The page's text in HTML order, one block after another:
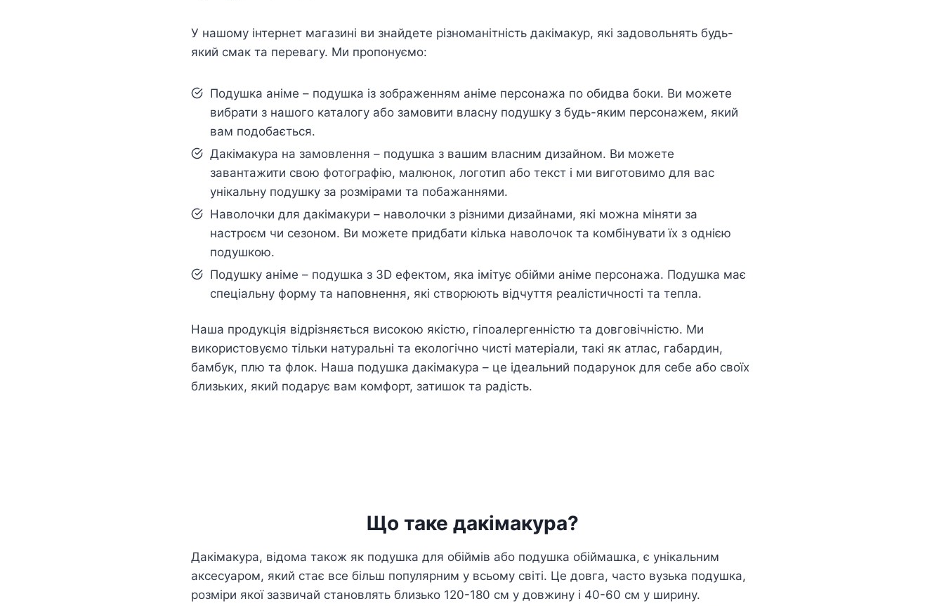
У нашому інтернет магазині ви знайдете різноманітність дакімакур, які задовольнять будь-
який смак та перевагу. Ми пропонуємо:
Подушка аніме – подушка із зображенням аніме персонажа по обидва боки. Ви можете
вибрати з нашого каталогу або замовити власну подушку з будь-яким персонажем, який
вам подобається.
Дакімакура на замовлення – подушка з вашим власним дизайном. Ви можете
завантажити свою фотографію, малюнок, логотип або текст і ми виготовимо для вас
унікальну подушку за розмірами та побажаннями.
Наволочки для дакімакури – наволочки з різними дизайнами, які можна міняти за
настроєм чи сезоном. Ви можете придбати кілька наволочок та комбінувати їх з однією
подушкою.
Подушку аніме – подушка з 3D ефектом, яка імітує обійми аніме персонажа. Подушка має
спеціальну форму та наповнення, які створюють відчуття реалістичності та тепла.
Наша продукція відрізняється високою якістю, гіпоалергенністю та довговічністю. Ми
використовуємо тільки натуральні та екологічно чисті матеріали, такі як атлас, габардин,
бамбук, плю та флок. Наша подушка дакімакура – це ідеальний подарунок для себе або своїх
близьких, який подарує вам комфорт, затишок та радість.
Що таке дакімакура?
Дакімакура, відома також як подушка для обіймів або подушка обіймашка, є унікальним
аксесуаром, який стає все більш популярним у всьому світі. Це довга, часто вузька подушка,
розміри якої зазвичай становлять близько 120-180 см у довжину і 40-60 см у ширину.